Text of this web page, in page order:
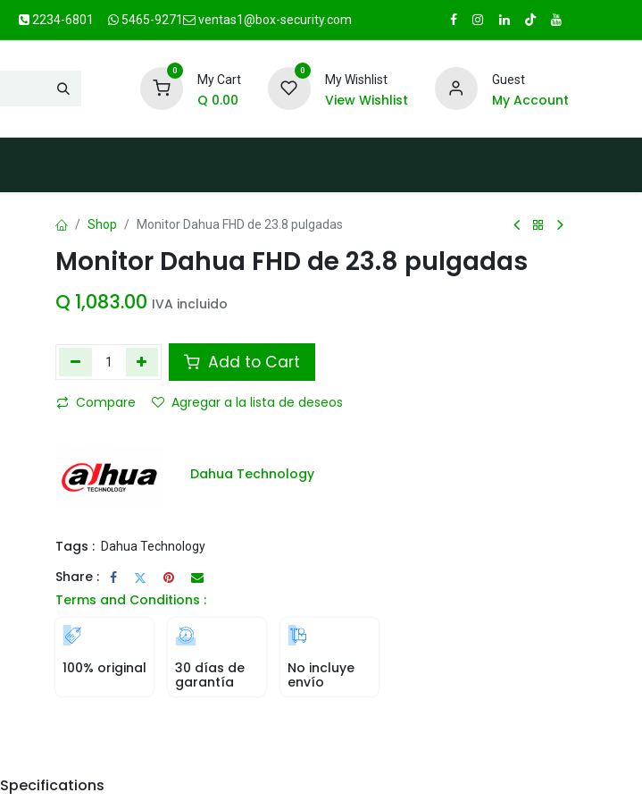
2234-6801 5465-9271 ventas1@box-security.com
0
My Cart
Q 0.00
0
My Wishlist
View Wishlist
Guest
My Account
Shop Monitor Dahua FHD de 23.8 pulgadas
Monitor Dahua FHD de 23.8 pulgadas
Q 1,083.00 IVA incluido
Add to Cart
Compare Agregar a la lista de deseos
Dahua Technology
Tags : Dahua Technology
Share :
Terms and Conditions :
100% original
30 días de
garantía
No incluye
envío
Specifications